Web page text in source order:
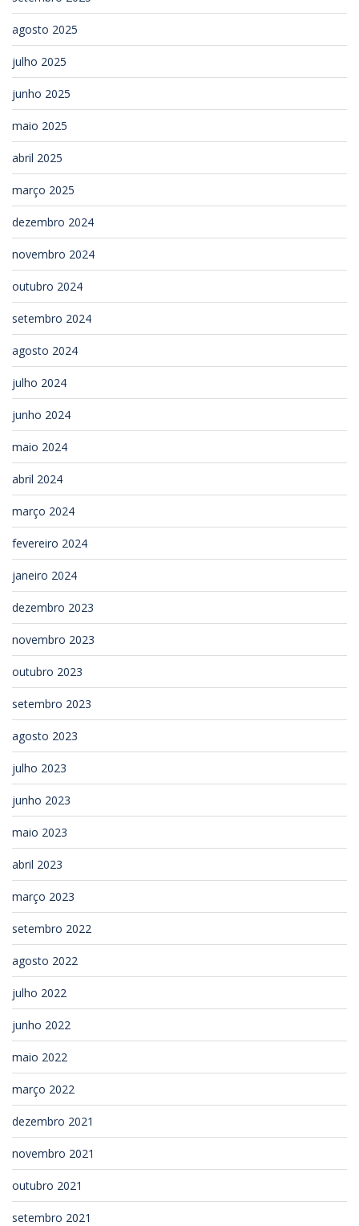
agosto 2025
julho 2025
junho 2025
maio 2025
abril 2025
março 2025
dezembro 2024
novembro 2024
outubro 2024
setembro 2024
agosto 2024
julho 2024
junho 2024
maio 2024
abril 2024
março 2024
fevereiro 2024
janeiro 2024
dezembro 2023
novembro 2023
outubro 2023
setembro 2023
agosto 2023
julho 2023
junho 2023
maio 2023
abril 2023
março 2023
setembro 2022
agosto 2022
julho 2022
junho 2022
maio 2022
março 2022
dezembro 2021
novembro 2021
outubro 2021
setembro 2021